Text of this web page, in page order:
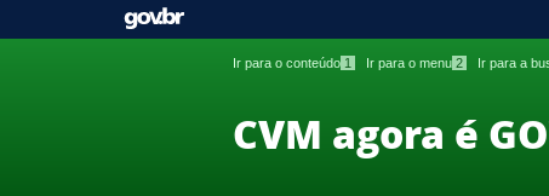
Ir para o conteúdo 1 Ir para o menu 2 Ir para a
CVM agora é